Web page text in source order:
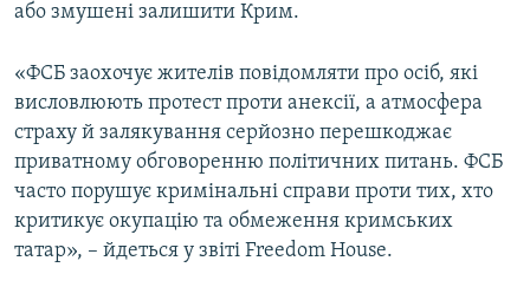
або змушені залишити Крим.
«ФСБ заохочує жителів повідомляти про осіб, які
висловлюють протест проти анексії, а атмосфера
страху й залякування серйозно перешкоджає
приватному обговоренню політичних питань. ФСБ
часто порушує кримінальні справи проти тих, хто
критикує окупацію та обмеження кримських
татар», – йдеться у звіті Freedom House.